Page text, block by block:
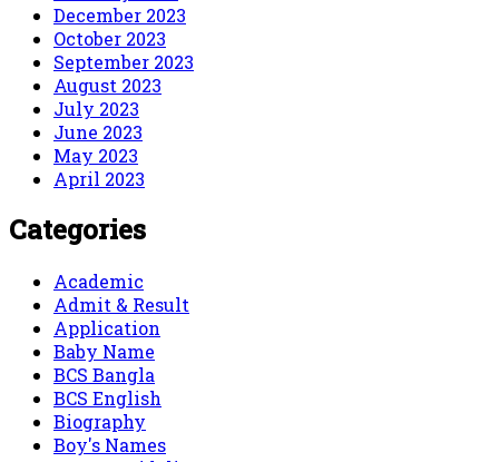
December 2023
October 2023
September 2023
August 2023
July 2023
June 2023
May 2023
April 2023
Categories
Academic
Admit & Result
Application
Baby Name
BCS Bangla
BCS English
Biography
Boy's Names